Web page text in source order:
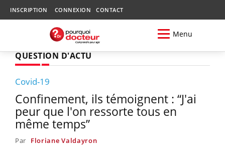
INSCRIPTION CONNEXION CONTACT
Menu
QUESTION D'ACTU
Covid-19
Confinement, ils témoignent : “J'ai
peur que l'on ressorte tous en
même temps”
Par Floriane Valdayron